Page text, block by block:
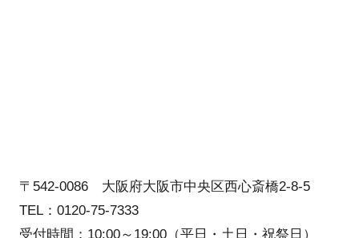
〒542-0086 大阪府大阪市中央区西心斎橋2-8-5
TEL：0120-75-7333
受付時間：10:00～19:00（平日・土日・祝祭日）